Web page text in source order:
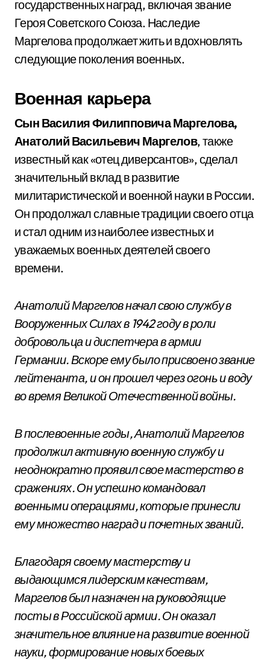
государственных наград, включая звание
Героя Советского Союза. Наследие
Маргелова продолжает жить и вдохновлять
следующие поколения военных.
Военная карьера
Сын Василия Филипповича Маргелова,
Анатолий Васильевич Маргелов, также
известный как «отец диверсантов», сделал
значительный вклад в развитие
милитаристической и военной науки в России.
Он продолжал славные традиции своего отца
и стал одним из наиболее известных и
уважаемых военных деятелей своего
времени.
Анатолий Маргелов начал свою службу в
Вооруженных Силах в 1942 году в роли
добровольца и диспетчера в армии
Германии. Вскоре ему было присвоено звание
лейтенанта, и он прошел через огонь и воду
во время Великой Отечественной войны.
В послевоенные годы, Анатолий Маргелов
продолжил активную военную службу и
неоднократно проявил свое мастерство в
сражениях. Он успешно командовал
военными операциями, которые принесли
ему множество наград и почетных званий.
Благодаря своему мастерству и
выдающимся лидерским качествам,
Маргелов был назначен на руководящие
посты в Российской армии. Он оказал
значительное влияние на развитие военной
науки, формирование новых боевых